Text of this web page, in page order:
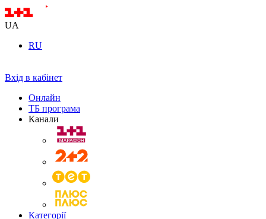
UA
RU
Вхід в кабінет
Онлайн
ТБ програма
Канали
Категорії